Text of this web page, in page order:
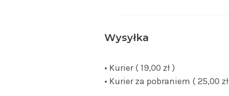
Wysyłka
• Kurier ( 19,00 zł )
• Kurier za pobraniem ( 25,00